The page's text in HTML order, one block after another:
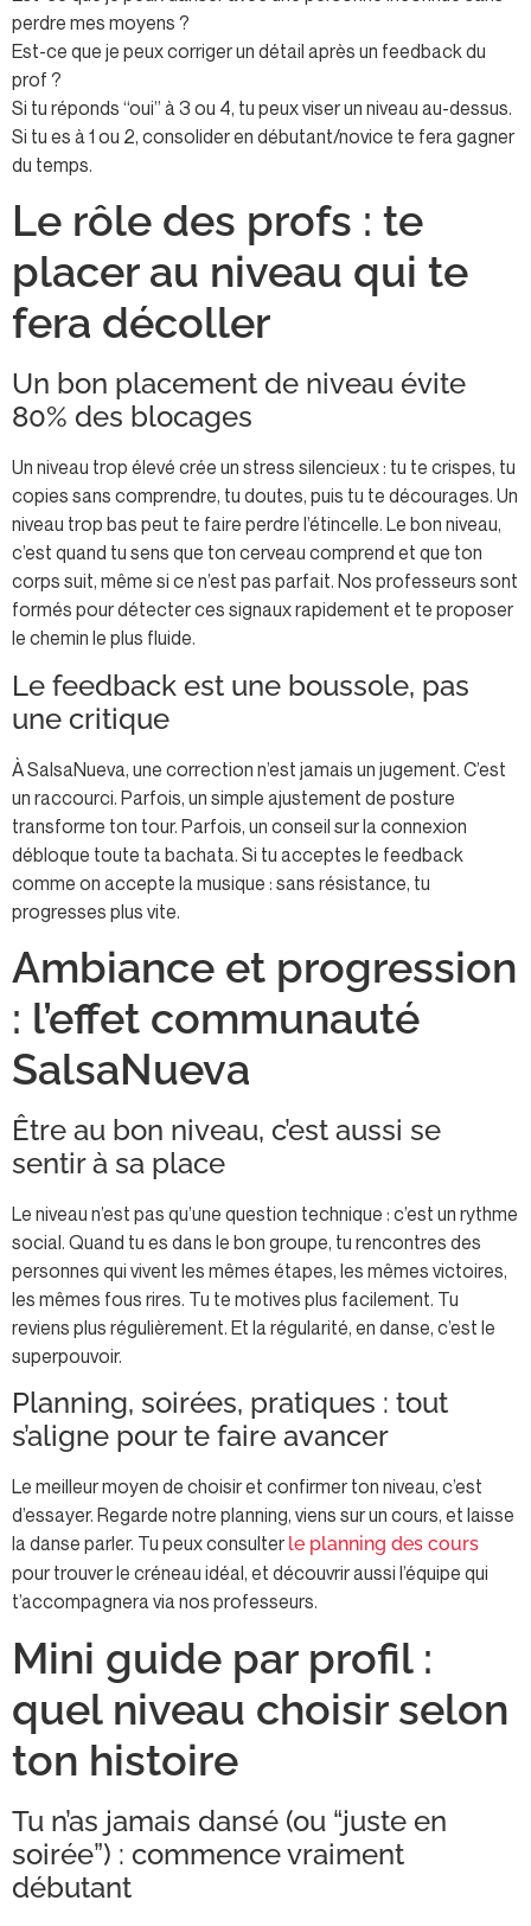
perdre mes moyens ?
Est-ce que je peux corriger un détail après un feedback du
prof ?
Si tu réponds “oui” à 3 ou 4, tu peux viser un niveau au-dessus.
Si tu es à 1 ou 2, consolider en débutant/novice te fera gagner
du temps.
Le rôle des profs : te
placer au niveau qui te
fera décoller
Un bon placement de niveau évite
80% des blocages
Un niveau trop élevé crée un stress silencieux : tu te crispes, tu
copies sans comprendre, tu doutes, puis tu te décourages. Un
niveau trop bas peut te faire perdre l’étincelle. Le bon niveau,
c’est quand tu sens que ton cerveau comprend et que ton
corps suit, même si ce n’est pas parfait. Nos professeurs sont
formés pour détecter ces signaux rapidement et te proposer
le chemin le plus fluide.
Le feedback est une boussole, pas
une critique
À SalsaNueva, une correction n’est jamais un jugement. C’est
un raccourci. Parfois, un simple ajustement de posture
transforme ton tour. Parfois, un conseil sur la connexion
débloque toute ta bachata. Si tu acceptes le feedback
comme on accepte la musique : sans résistance, tu
progresses plus vite.
Ambiance et progression
: l’effet communauté
SalsaNueva
Être au bon niveau, c’est aussi se
sentir à sa place
Le niveau n’est pas qu’une question technique : c’est un rythme
social. Quand tu es dans le bon groupe, tu rencontres des
personnes qui vivent les mêmes étapes, les mêmes victoires,
les mêmes fous rires. Tu te motives plus facilement. Tu
reviens plus régulièrement. Et la régularité, en danse, c’est le
superpouvoir.
Planning, soirées, pratiques : tout
s’aligne pour te faire avancer
Le meilleur moyen de choisir et confirmer ton niveau, c’est
d’essayer. Regarde notre planning, viens sur un cours, et laisse
la danse parler. Tu peux consulter le planning des cours
pour trouver le créneau idéal, et découvrir aussi l’équipe qui
t’accompagnera via nos professeurs.
Mini guide par profil :
quel niveau choisir selon
ton histoire
Tu n’as jamais dansé (ou “juste en
soirée”) : commence vraiment
débutant